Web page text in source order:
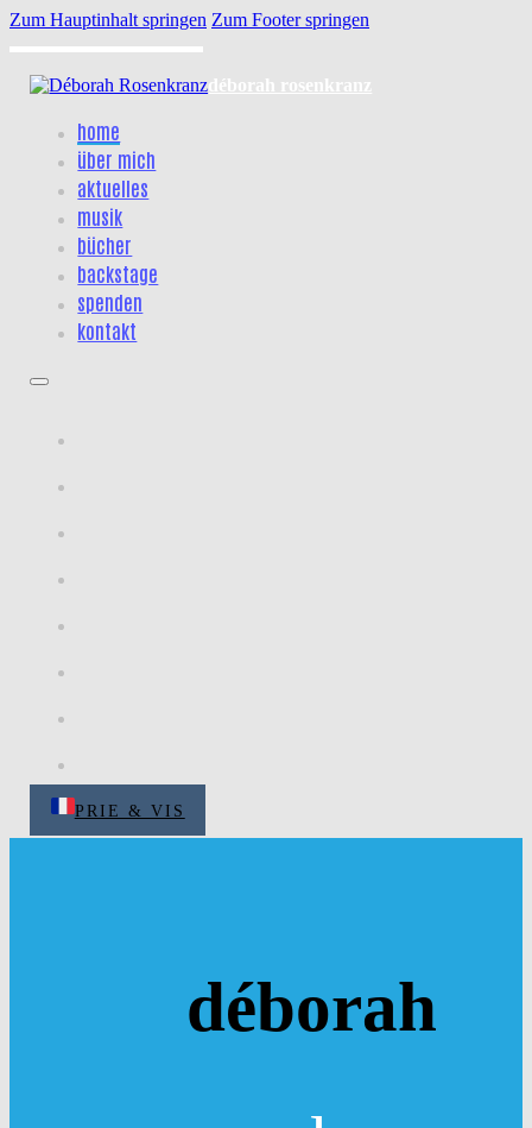
Zum Hauptinhalt springen Zum Footer springen
déborah rosenkranz
home
über mich
aktuelles
musik
bücher
backstage
spenden
kontakt
PRIE & VIS
déborah